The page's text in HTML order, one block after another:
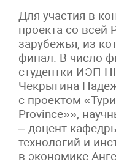
Для участия в
проекта со всей
зарубежья, из
финал. В число
студентки ИЭП
Чекрыгина
с проектом
Province»»,
– доцент
технологий и
в экономике